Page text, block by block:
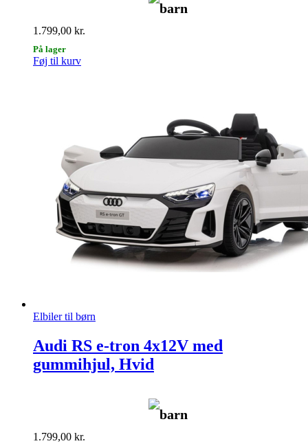
barn
1.799,00 kr.
På lager
Føj til kurv
Elbiler til børn
Audi RS e-tron 4x12V med
gummihjul, Hvid
barn
1.799,00 kr.